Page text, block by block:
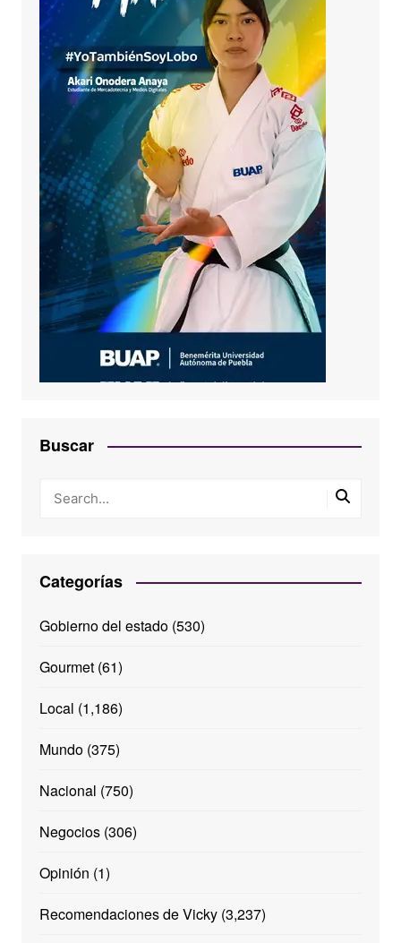
Buscar
Categorías
Gobierno del estado(530)
Gourmet(61)
Local (1,186)
Mundo(375)
Nacional (750)
Negocios(306)
Opinión (1)
Recomendaciones de Vicky(3,237)